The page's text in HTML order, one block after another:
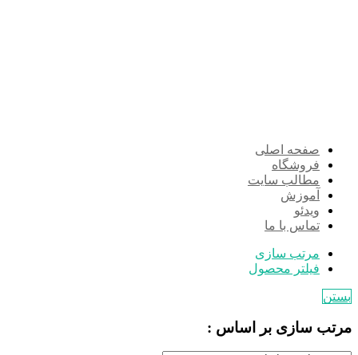
صفحه اصلی
فروشگاه
مطالب سایت
آموزش
ویدئو
تماس با ما
مرتب سازی
فیلتر محصول
بستن
مرتب سازی بر اساس :